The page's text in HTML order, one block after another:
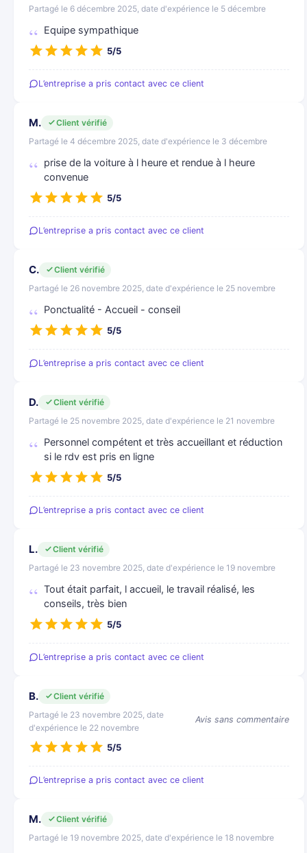
Partagé le 6 décembre 2025, date d'expérience le 5 décembre
Equipe sympathique
5/5
L’entreprise a pris contact avec ce client
M.
Client vérifié
Partagé le 4 décembre 2025, date d'expérience le 3 décembre
prise de la voiture à l heure et rendue à l heure
convenue
5/5
L’entreprise a pris contact avec ce client
C.
Client vérifié
Partagé le 26 novembre 2025, date d'expérience le 25 novembre
Ponctualité - Accueil - conseil
5/5
L’entreprise a pris contact avec ce client
D.
Client vérifié
Partagé le 25 novembre 2025, date d'expérience le 21 novembre
Personnel compétent et très accueillant et réduction
si le rdv est pris en ligne
5/5
L’entreprise a pris contact avec ce client
L.
Client vérifié
Partagé le 23 novembre 2025, date d'expérience le 19 novembre
Tout était parfait, l accueil, le travail réalisé, les
conseils, très bien
5/5
L’entreprise a pris contact avec ce client
B.
Client vérifié
Partagé le 23 novembre 2025, date
d'expérience le 22 novembre
Avis sans commentaire
5/5
L’entreprise a pris contact avec ce client
M.
Client vérifié
Partagé le 19 novembre 2025, date d'expérience le 18 novembre